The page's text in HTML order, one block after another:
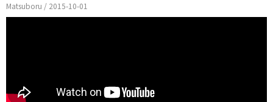
Matsuboru / 2015-10-01